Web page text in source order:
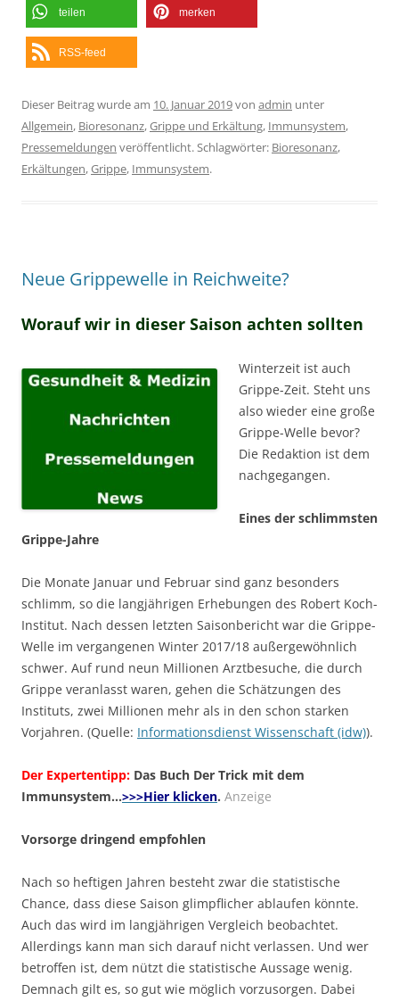
teilen merken
RSS-feed
Dieser Beitrag wurde am 10. Januar 2019von admin unter
Allgemein, Bioresonanz,Grippe und Erkältung, Immunsystem,
Pressemeldungen veröffentlicht. Schlagwörter: Bioresonanz,
Erkältungen,Grippe, Immunsystem.
Neue Grippewelle in Reichweite?
Worauf wir in dieser Saison achten sollten
Winterzeit ist auch
Grippe-Zeit. Steht uns
also wieder eine große
Grippe-Welle bevor?
Die Redaktion ist dem
nachgegangen.
Eines der schlimmsten
Grippe-Jahre
Die Monate Januar und Februar sind ganz besonders
schlimm, so die langjährigen Erhebungen des Robert Koch-
Institut. Nach dessen letzten Saisonbericht war die Grippe-
Welle im vergangenen Winter 2017/18 außergewöhnlich
schwer. Auf rund neun Millionen Arztbesuche, die durch
Grippe veranlasst waren, gehen die Schätzungen des
Instituts, zwei Millionen mehr als in den schon starken
Vorjahren. (Quelle: Informationsdienst Wissenschaft (idw)).
Der Expertentipp: Das Buch Der Trick mit dem
Immunsystem…>>>Hier klicken. Anzeige
Vorsorge dringend empfohlen
Nach so heftigen Jahren besteht zwar die statistische
Chance, dass diese Saison glimpflicher ablaufen könnte.
Auch das wird im langjährigen Vergleich beobachtet.
Allerdings kann man sich darauf nicht verlassen. Und wer
betroffen ist, dem nützt die statistische Aussage wenig.
Demnach gilt es, so gut wie möglich vorzusorgen. Dabei